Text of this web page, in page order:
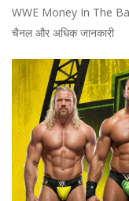
WWE Money In The
चैनल और अधिक जानकारी